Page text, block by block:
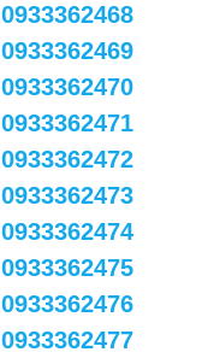
0933362468
0933362469
0933362470
0933362471
0933362472
0933362473
0933362474
0933362475
0933362476
0933362477